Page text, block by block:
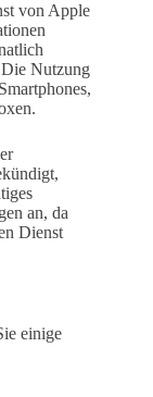
von Apple
Nutzung
an, da
Dienst
einige